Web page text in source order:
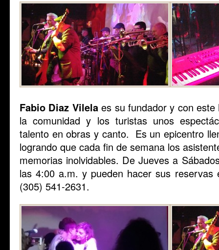
Fabio Diaz Vilelaes su fundador y con este
la comunidad y los turistas unos
talento en obras y canto. Es un epicentro
logrando que cada fin de semana los
memorias inolvidables. De Jueves a
las 4:00 a.m. y pueden hacer sus
(305) 541-2631.